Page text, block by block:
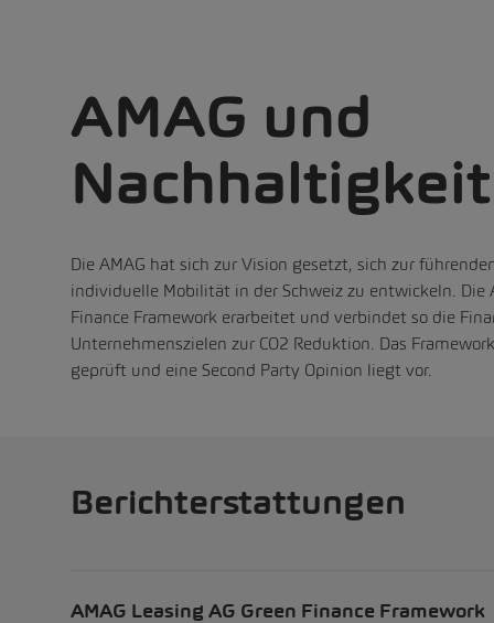
AMAG und
Nachhaltigkeit
Die AMAG hat sich zur Vision gesetzt, sich zur
individuelle Mobilität in der Schweiz zu entwickeln. Die
Finance Framework erarbeitet und verbindet so die
Unternehmenszielen zur CO2 Reduktion. Das
geprüft und eine Second Party Opinion liegt vor.
Berichterstattungen
AMAG Leasing AG Green Finance Framework